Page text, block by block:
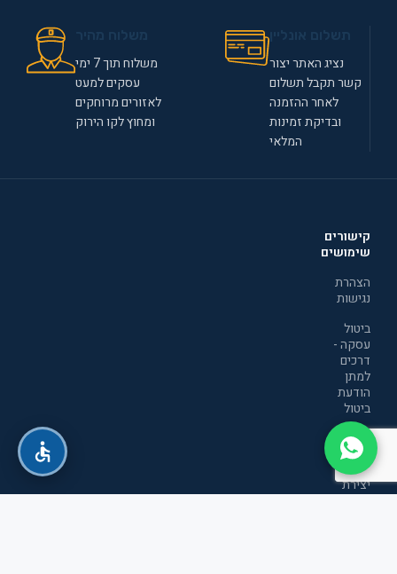
נציג האתר יצור
קשר תקבל תשלום
לאחר ההזמנה
ובדיקת זמינות
המלאי
משלוח תוך 7 ימי
עסקים למעט
לאזורים מרוחקים
ומחוץ לקו הירוק
קישורים
שימושים
הצהרת
נגישות
ביטול
עסקה -
דרכים
למתן
הודעת
ביטול
מדיניות
הפרטיות
יצירת